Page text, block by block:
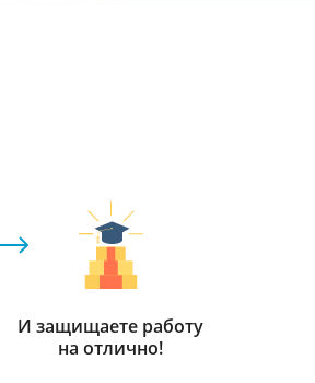
И защищаете работу
на отлично!